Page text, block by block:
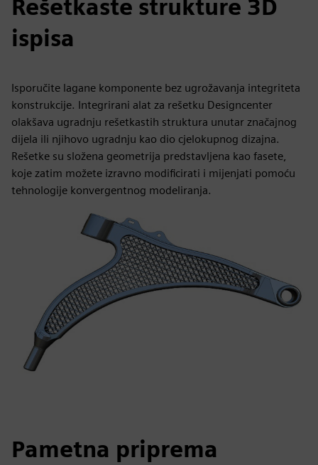
Rešetkaste strukture 3D
ispisa
Isporučite lagane komponente bez ugrožavanja integriteta
konstrukcije. Integrirani alat za rešetku Designcenter
olakšava ugradnju rešetkastih struktura unutar značajnog
dijela ili njihovo ugradnju kao dio cjelokupnog dizajna.
Rešetke su složena geometrija predstavljena kao fasete,
koje zatim možete izravno modificirati i mijenjati pomoću
tehnologije konvergentnog modeliranja.
Pametna priprema